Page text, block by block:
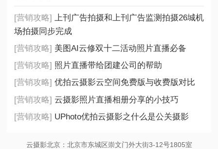
[营销攻略] 上刊广告拍摄和上刊广告监测拍摄26城机
场拍摄同步完成
[营销攻略] 美图AI云修双十二活动照片直播必备
[营销攻略] 照片直播带给团建公司的帮助
[营销攻略] 优拍云摄影云空间免费版与收费版对比
[营销攻略] 云摄影照片直播相册分享的小技巧
[营销攻略] UPhoto优拍云摄影之什么是公关摄影
云摄影北京：北京市东城区崇文门外大街3-12号1805室